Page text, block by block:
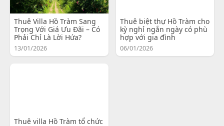
Thuê Villa Hồ Tràm Sang
Trọng Với Giá Ưu Đãi – Có
Phải Chỉ Là Lời Hứa?
13/01/2026
Thuê biệt thự Hồ Tràm cho
kỳ nghỉ ngắn ngày có phù
hợp với gia đình
06/01/2026
Thuê villa Hồ Tràm tổ chức